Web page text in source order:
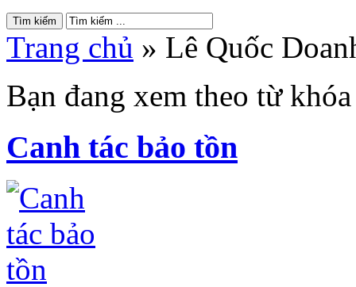
Trang chủ » Lê Quốc
Bạn đang xem theo từ
Canh tác bảo tồn